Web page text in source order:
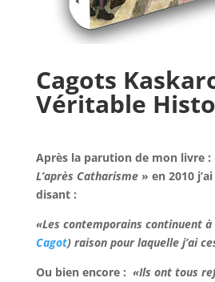
Cagots
Véritable
Après la parution de mon livre
L’après Catharisme» en 2010
disant :
«Les contemporains continuent
Cagot) raison pour laquelle j’ai
Ou bien encore : «Ils ont tous